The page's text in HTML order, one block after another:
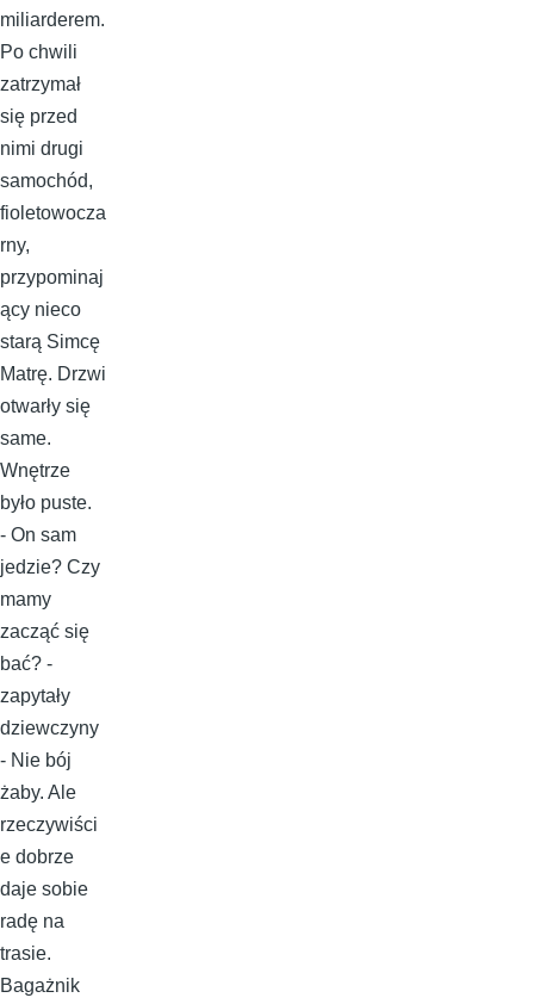
miliarderem.
Po chwili
zatrzymał
się przed
nimi drugi
samochód,
fioletowocza
rny,
przypominaj
ący nieco
starą Simcę
Matrę. Drzwi
otwarły się
same.
Wnętrze
było puste.
- On sam
jedzie? Czy
mamy
zacząć się
bać? -
zapytały
dziewczyny
- Nie bój
żaby. Ale
rzeczywiści
e dobrze
daje sobie
radę na
trasie.
Bagażnik